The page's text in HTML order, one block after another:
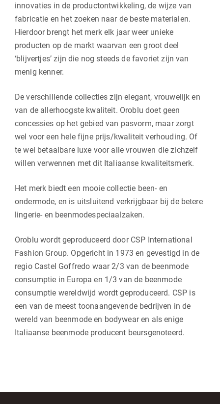
innovaties in de productontwikkeling, de wijze van
fabricatie en het zoeken naar de beste materialen.
Hierdoor brengt het merk elk jaar weer unieke
producten op de markt waarvan een groot deel
‘blijvertjes’ zijn die nog steeds de favoriet zijn van
menig kenner.
De verschillende collecties zijn elegant, vrouwelijk en
van de allerhoogste kwaliteit. Oroblu doet geen
concessies op het gebied van pasvorm, maar zorgt
wel voor een hele fijne prijs/kwaliteit verhouding. Of
te wel betaalbare luxe voor alle vrouwen die zichzelf
willen verwennen met dit Italiaanse kwaliteitsmerk.
Het merk biedt een mooie collectie been- en
ondermode, en is uitsluitend verkrijgbaar bij de betere
lingerie- en beenmodespeciaalzaken.
Oroblu wordt geproduceerd door CSP International
Fashion Group. Opgericht in 1973 en gevestigd in de
regio Castel Goffredo waar 2/3 van de beenmode
consumptie in Europa en 1/3 van de beenmode
consumptie wereldwijd wordt geproduceerd. CSP is
een van de meest toonaangevende bedrijven in de
wereld van beenmode en bodywear en als enige
Italiaanse beenmode producent beursgenoteerd.